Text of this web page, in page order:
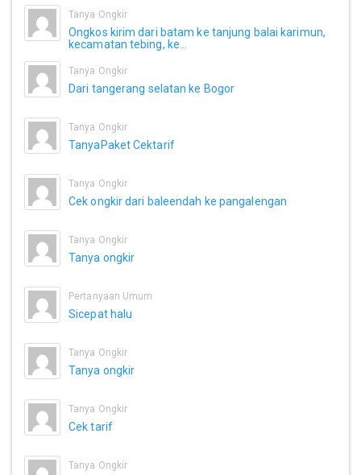
Tanya Ongkir
Ongkos kirim dari batam ke tanjung balai karimun,
kecamatan tebing, ke...
Tanya Ongkir
Dari tangerang selatan ke Bogor
Tanya Ongkir
TanyaPaket Cektarif
Tanya Ongkir
Cek ongkir dari baleendah ke pangalengan
Tanya Ongkir
Tanya ongkir
Pertanyaan Umum
Sicepat halu
Tanya Ongkir
Tanya ongkir
Tanya Ongkir
Cek tarif
Tanya Ongkir